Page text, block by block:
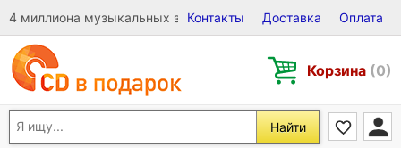
4 миллиона музыкальных записей на Виниле, CD и DVD
Контакты Доставка Оплата
Корзина (0)
Найти